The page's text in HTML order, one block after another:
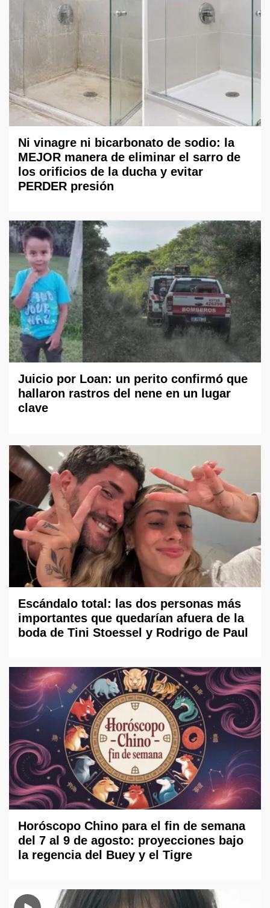
Ni vinagre ni bicarbonato de sodio: la
MEJOR manera de eliminar el sarro de
los orificios de la ducha y evitar
PERDER presión
Juicio por Loan: un perito confirmó que
hallaron rastros del nene en un lugar
clave
Escándalo total: las dos personas más
importantes que quedarían afuera de la
boda de Tini Stoessel y Rodrigo de Paul
Horóscopo Chino para el fin de semana
del 7 al 9 de agosto: proyecciones bajo
la regencia del Buey y el Tigre